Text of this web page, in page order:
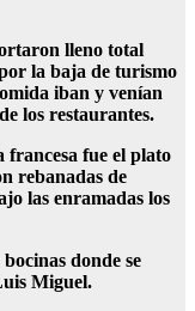
lleno total
la baja de turismo
iban y venían
los restaurantes.
francesa fue el plato
rebanadas de
las enramadas los
donde se
Miguel.